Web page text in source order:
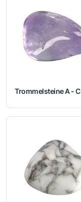
Trommelsteine A - C